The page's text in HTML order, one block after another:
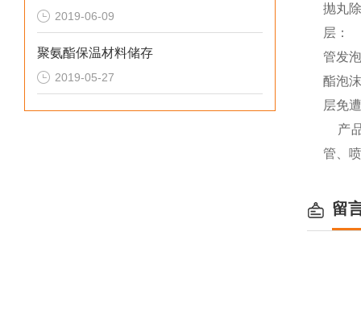
2019-06-09
聚氨酯保温材料储存
2019-05-27
抛丸
层：
管发
酯泡
层免
产
管、
留